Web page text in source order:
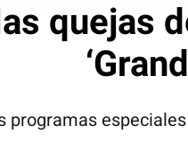
quejas
programas